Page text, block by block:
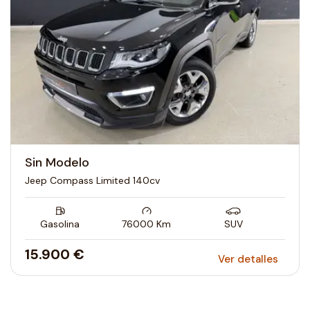
Sin Modelo
Jeep Compass Limited 140cv
Gasolina 76000 Km SUV
15.900 € Ver detalles